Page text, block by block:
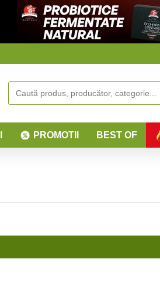
PROMOTII BEST OF